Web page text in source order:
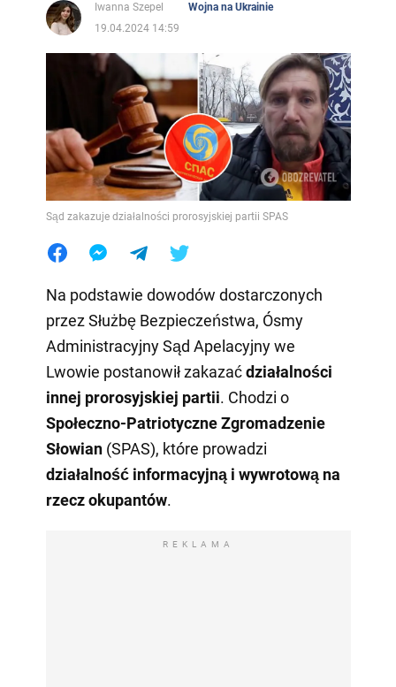
Iwanna Szepel
Wojna na Ukrainie
19.04.2024 14:59
Sąd zakazuje działalności prorosyjskiej partii SPAS
Na podstawie dowodów dostarczonych
przez Służbę Bezpieczeństwa, Ósmy
Administracyjny Sąd Apelacyjny we
Lwowie postanowił zakazaćdziałalności
innej prorosyjskiej partii. Chodzi o
Społeczno-Patriotyczne Zgromadzenie
Słowian(SPAS), które prowadzi
działalność informacyjną i wywrotową na
rzecz okupantów.
REKLAMA